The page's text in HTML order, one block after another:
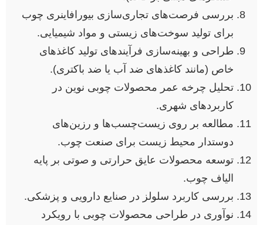
بررسی فرصت‌های تجاری‌سازی بیورافاینری چوب
برای تولید سوخت‌های زیستی و مواد شیمیایی.
طراحی و بهینه‌سازی فرآیندهای تولید کاغذهای
خاص (مانند کاغذهای ضد آب یا ضد باکتری).
تحلیل چرخه عمر محصولات چوبی نوین در
کاربردهای شهری.
مطالعه بر روی زیست‌چسب‌ها و رزین‌های
دوستدار محیط زیست برای صنعت چوب.
توسعه محصولات عایق حرارتی و صوتی بر پایه
الیاف چوب.
بررسی کاربرد سلولز در صنایع دارویی و پزشکی.
نوآوری در طراحی محصولات چوبی با رویکرد